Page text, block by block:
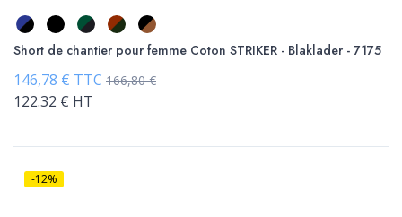
Short de chantier pour femme Coton STRIKER - Blaklader - 7175
146,78 € TTC 166,80 €
122.32 € HT
-12%